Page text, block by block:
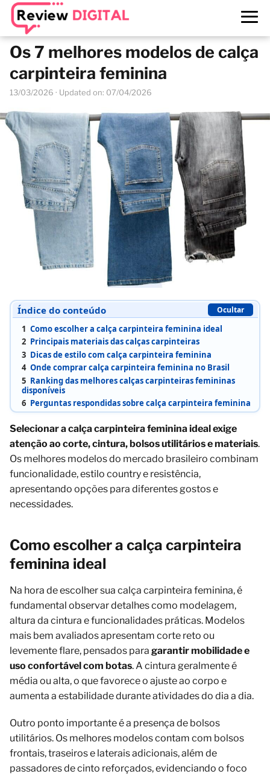
Os 7 melhores modelos de calça
carpinteira feminina
13/03/2026 · Updated on: 07/04/2026
Índice do conteúdo Ocultar
1 Como escolher a calça carpinteira feminina ideal
2 Principais materiais das calças carpinteiras
3 Dicas de estilo com calça carpinteira feminina
4 Onde comprar calça carpinteira feminina no Brasil
5 Ranking das melhores calças carpinteiras femininas
disponíveis
6 Perguntas respondidas sobre calça carpinteira feminina
Selecionar a calça carpinteira feminina ideal exige
atenção ao corte, cintura, bolsos utilitários e materiais.
Os melhores modelos do mercado brasileiro combinam
funcionalidade, estilo country e resistência,
apresentando opções para diferentes gostos e
necessidades.
Como escolher a calça carpinteira
feminina ideal
Na hora de escolher sua calça carpinteira feminina, é
fundamental observar detalhes como modelagem,
altura da cintura e funcionalidades práticas. Modelos
mais bem avaliados apresentam corte reto ou
levemente flare, pensados para garantir mobilidade e
uso confortável com botas. A cintura geralmente é
média ou alta, o que favorece o ajuste ao corpo e
aumenta a estabilidade durante atividades do dia a dia.
Outro ponto importante é a presença de bolsos
utilitários. Os melhores modelos contam com bolsos
frontais, traseiros e laterais adicionais, além de
passadores de cinto reforçados, evidenciando o foco